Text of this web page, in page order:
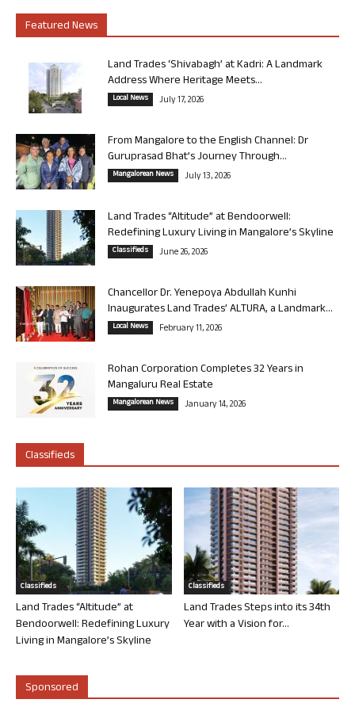
Featured News
Land Trades ‘Shivabagh’ at Kadri: A Landmark
Address Where Heritage Meets...
Local News July 17, 2026
From Mangalore to the English Channel: Dr
Guruprasad Bhat’s Journey Through...
Mangalorean News July 13, 2026
Land Trades “Altitude” at Bendoorwell:
Redefining Luxury Living in Mangalore’s Skyline
Classifieds June 26, 2026
Chancellor Dr. Yenepoya Abdullah Kunhi
Inaugurates Land Trades’ ALTURA, a Landmark...
Local News February 11, 2026
Rohan Corporation Completes 32 Years in
Mangaluru Real Estate
Mangalorean News January 14, 2026
Classifieds
Classifieds
Land Trades “Altitude” at
Bendoorwell: Redefining Luxury
Living in Mangalore’s Skyline
Classifieds
Land Trades Steps into its 34th
Year with a Vision for...
Sponsored